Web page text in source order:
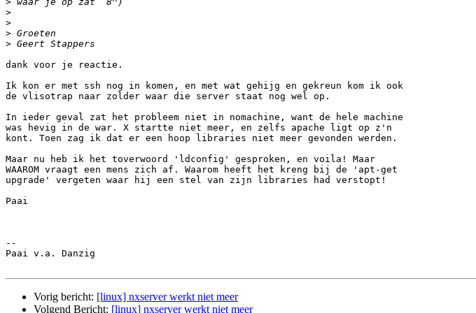
>
>
>
>
dank voor je reactie.
Ik kon er met ssh nog in komen, en met wat gehijg en gekreun kom ik ook
de vlisotrap naar zolder waar die server staat nog wel op.
In ieder geval zat het probleem niet in nomachine, want de hele machine
was hevig in de war. X startte niet meer, en zelfs apache ligt op z'n
kont. Toen zag ik dat er een hoop libraries niet meer gevonden werden.
Maar nu heb ik het toverwoord 'ldconfig' gesproken, en voila! Maar
WAAROM vraagt een mens zich af. Waarom heeft het kreng bij de 'apt-get
upgrade' vergeten waar hij een stel van zijn libraries had verstopt!
Paai
--
Paai v.a. Danzig
Vorig bericht: [linux] nxserver werkt niet meer
Volgend Bericht: [linux] nxserver werkt niet meer